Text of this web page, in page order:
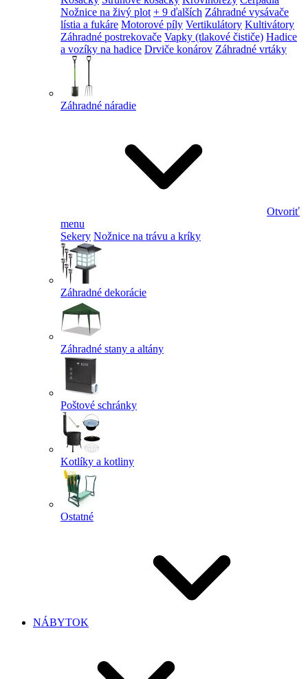
Nožnice na živý plot + 9 ďalších Záhradné vysávače
lístia a fukáre Motorové píly Vertikulátory Kultivátory
Záhradné postrekovače Vapky (tlakové čističe) Hadice
a vozíky na hadice Drviče konárov Záhradné vrtáky
Záhradné náradie
Otvoriť
menu
Sekery Nožnice na trávu a kríky
Záhradné dekorácie
Záhradné stany a altány
Poštové schránky
Kotlíky a kotliny
Ostatné
NÁBYTOK